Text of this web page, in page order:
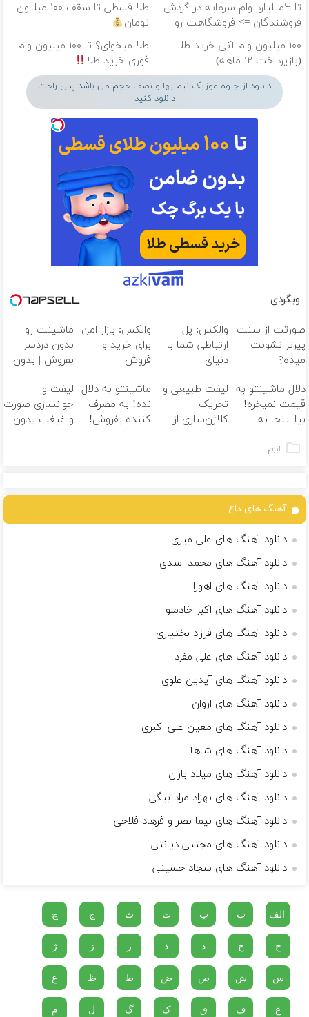
تا ۳میلیارد وام سرمایه در گردش
فروشندگان => فروشگاهت رو
ثبت کن
طلا قسطی تا سقف ۱۰۰ میلیون
تومان
۱۰۰ میلیون وام آنی خرید طلا
(بازپرداخت ۱۲ ماهه)
طلا میخوای؟ تا ۱۰۰ میلیون وام
فوری خرید طلا
دانلود از جلوه موزیک نیم بها و نصف حجم می باشد پس راحت
دانلود کنید
وبگردی
صورتت از سنت
پیرتر نشونت
میده؟
می‌گردونه
والکس: پل
ارتباطی شما با
دنیای
دیجیتال
والکس: بازار امن
برای خرید و
فروش
دیجیتال
ماشینت رو
بدون دردسر
بفروش | بدون
دلال ماشینتو به
قیمت نمیخره!
بیا اینجا به
بفروش*فقط
لیفت طبیعی و
تحریک
کلاژن‌سازی از
ماشینتو به دلال
نده! به مصرف
کننده بفروش!
لیفت و
جوانسازی صورت
و غبغب بدون
آلبوم
آهنگ های داغ
دانلود آهنگ های علی میری
دانلود آهنگ های محمد اسدی
دانلود آهنگ های اهورا
دانلود آهنگ های اکبر خادملو
دانلود آهنگ های فرزاد بختیاری
دانلود آهنگ های علی مفرد
دانلود آهنگ های آیدین علوی
دانلود آهنگ های اروان
دانلود آهنگ های معین علی اکبری
دانلود آهنگ های شاها
دانلود آهنگ های میلاد باران
دانلود آهنگ های بهزاد مراد بیگی
دانلود آهنگ های نیما نصر و فرهاد فلاحی
دانلود آهنگ های مجتبی دیانتی
دانلود آهنگ های سجاد حسینی
الف ب پ ت ث ج چ
ح خ د ذ ر ز ژ
س ش ص ض ط ظ ع
غ ف ق ک گ ل م